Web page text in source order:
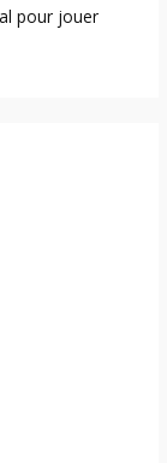
pour jouer